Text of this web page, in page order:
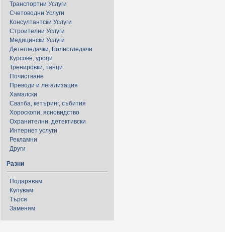
Транспортни Услуги
Счетоводни Услуги
Консултантски Услуги
Строителни Услуги
Медицински Услуги
Детегледачки, Болногледачи
Курсове, уроци
Тренировки, танци
Почистване
Преводи и легализация
Хамалски
Сватба, кетъринг, събития
Хороскопи, ясновидство
Охранителни, детективски
Интернет услуги
Рекламни
Други
Разни
Подарявам
Купувам
Търся
Заменям